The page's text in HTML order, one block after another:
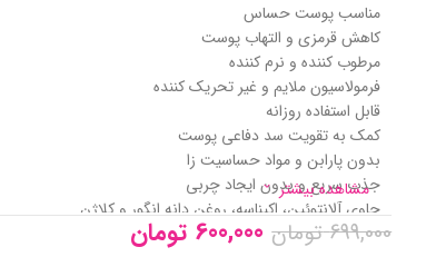
مناسب پوست حساس
کاهش قرمزی و التهاب پوست
مرطوب‌ کننده و نرم‌ کننده
فرمولاسیون ملایم و غیر تحریک‌ کننده
قابل استفاده روزانه
کمک به تقویت سد دفاعی پوست
بدون پارابن و مواد حساسیت‌ زا
جذب سریع و بدون ایجاد چربی
حاوی آلانتوئین، اکیناسه، روغن دانه انگور و کلاژن
ساخت ایران
مشاهده بیشتر
699,000 تومان 600,000 تومان